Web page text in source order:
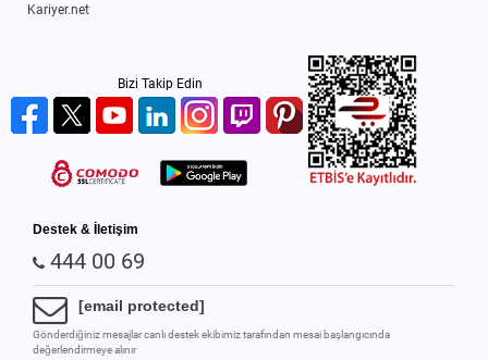
Kariyer.net
Bizi Takip Edin
Destek & İletişim
444 00 69
[email protected]
Gönderdiğiniz mesajlar canlı destek ekibimiz tarafından mesai başlangıcında
değerlendirmeye alınır